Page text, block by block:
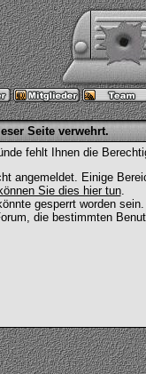
Seite verwehrt.
fehlt Ihnen die
angemeldet. Einige
Sie dies hier tun.
gesperrt worden
die bestimmten